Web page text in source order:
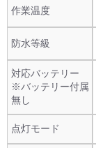
作業温度
防水等級
対応バッテリー
※バッテリー付属
無し
点灯モード